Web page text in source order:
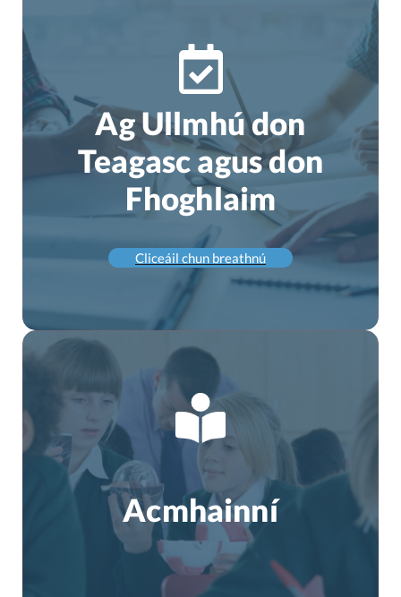
Ag Ullmhú don
Teagasc agus don
Fhoghlaim
Cliceáil chun breathnú
Acmhainní